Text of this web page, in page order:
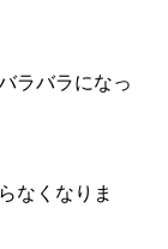
ラバラになっ
なくなりま